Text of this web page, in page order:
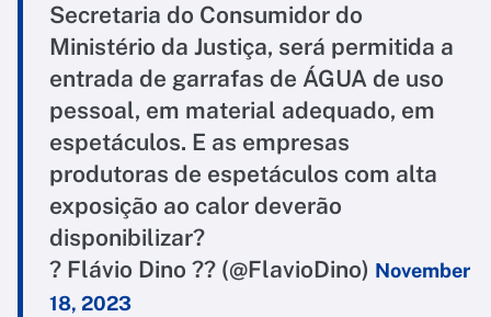
Secretaria do Consumidor do
Ministério da Justiça, será permitida a
entrada de garrafas de ÁGUA de uso
pessoal, em material adequado, em
espetáculos. E as empresas
produtoras de espetáculos com alta
exposição ao calor deverão
disponibilizar?
? Flávio Dino ?? (@FlavioDino) November
18, 2023